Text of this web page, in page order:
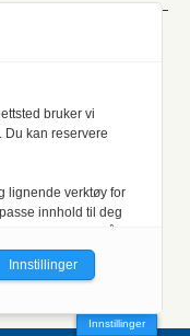
Innstillinger
bruker vi
Du kan reservere
lignende verktøy for
innhold til deg
medlemmene i
på tvers av
Innstillinger